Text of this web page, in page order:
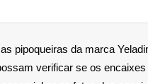
pipoqueiras da marca
verificar se os